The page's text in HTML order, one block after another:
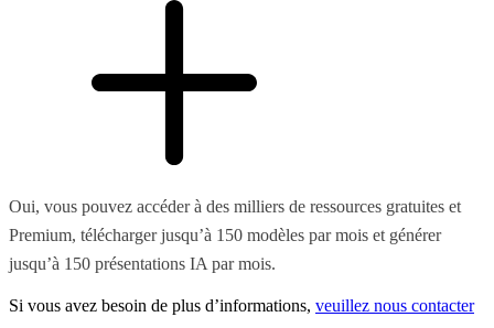
Oui, vous pouvez accéder à des milliers de ressources gratuites et
Premium, télécharger jusqu’à 150 modèles par mois et générer
jusqu’à 150 présentations IA par mois.
Si vous avez besoin de plus d’informations, veuillez nous contacter